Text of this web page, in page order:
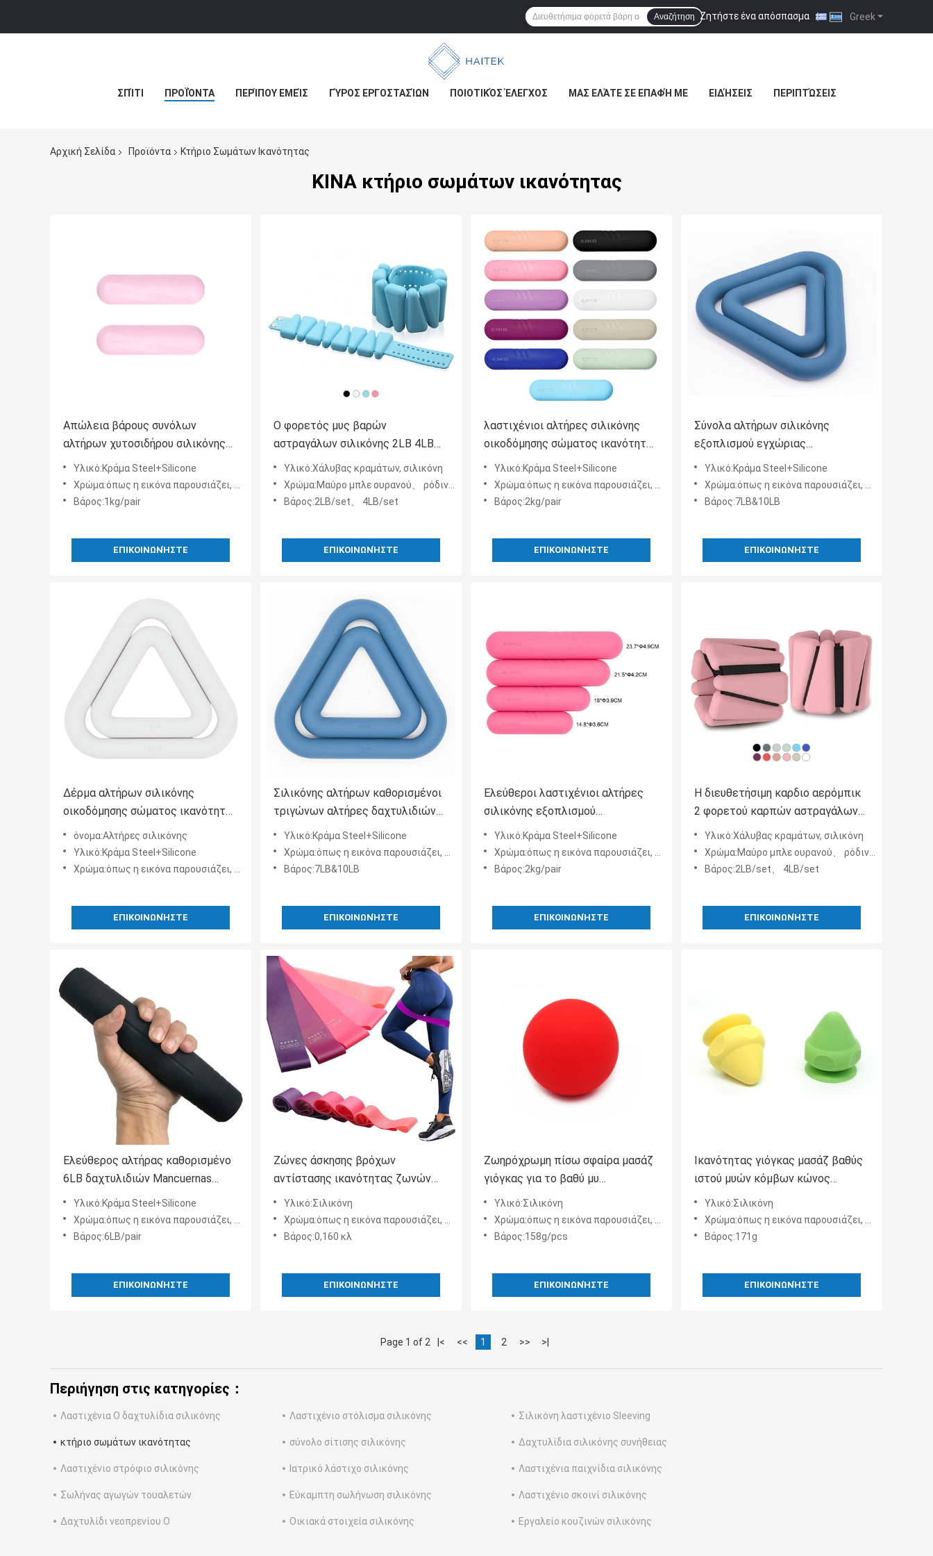
Greek
Ζητήστε ένα απόσπασμα |
Αναζήτηση
ΣΠΊΤΙ ΠΡΟΪΌΝΤΑ ΠΕΡΊΠΟΥ ΕΜΕΊΣ ΓΎΡΟΣ ΕΡΓΟΣΤΑΣΊΩΝ ΠΟΙΟΤΙΚΌΣ ΈΛΕΓΧΟΣ ΜΑΣ ΕΛΆΤΕ ΣΕ ΕΠΑΦΉ ΜΕ ΕΙΔΉΣΕΙΣ ΠΕΡΙΠΤΏΣΕΙΣ
Αρχική Σελίδα Προϊόντα Κτήριο Σωμάτων Ικανότητας
ΚΙΝΑ κτήριο σωμάτων ικανότητας
Απώλεια βάρους συνόλων
αλτήρων χυτοσιδήρου σιλικόνης
οικοδόμησης σώματος ικανότητας
γυμναστικής συνήθειας
Υλικό:Κράμα Steel+Silicone
Χρώμα:όπως η εικόνα παρουσιάζει, και προσαρμογή υποστήριξης
Βάρος:1kg/pair
ΕΠΙΚΟΙΝΩΝΉΣΤΕ
Ο φορετός μυς βαρών
αστραγάλων σιλικόνης 2LB 4LB
ενισχύει
Υλικό:Χάλυβας κραμάτων, σιλικόνη
Χρώμα:Μαύρο μπλε ουρανού、 ρόδινο、 άσπρο、 και περισσότεροι
Βάρος:2LB/set、 4LB/set
ΕΠΙΚΟΙΝΩΝΉΣΤΕ
λαστιχένιοι αλτήρες σιλικόνης
οικοδόμησης σώματος ικανότητας
1kg 2kg ζωηρόχρωμοι
καθορισμένοι
Υλικό:Κράμα Steel+Silicone
Χρώμα:όπως η εικόνα παρουσιάζει, και προσαρμογή υποστήριξης
Βάρος:2kg/pair
ΕΠΙΚΟΙΝΩΝΉΣΤΕ
Σύνολα αλτήρων σιλικόνης
εξοπλισμού εγχώριας
γυμναστικής με το πιάσιμο μη
ολίσθησης
Υλικό:Κράμα Steel+Silicone
Χρώμα:όπως η εικόνα παρουσιάζει, και προσαρμογή υποστήριξης
Βάρος:7LB&10LB
ΕΠΙΚΟΙΝΩΝΉΣΤΕ
Δέρμα αλτήρων σιλικόνης
οικοδόμησης σώματος ικανότητας
7LB 10LB φιλικό
όνομα:Αλτήρες σιλικόνης
Υλικό:Κράμα Steel+Silicone
Χρώμα:όπως η εικόνα παρουσιάζει, και προσαρμογή υποστήριξης
ΕΠΙΚΟΙΝΩΝΉΣΤΕ
Σιλικόνης αλτήρων καθορισμένοι
τριγώνων αλτήρες δαχτυλιδιών
δύναμης βαρών Kettlebell
ελεύθεροι
Υλικό:Κράμα Steel+Silicone
Χρώμα:όπως η εικόνα παρουσιάζει, και προσαρμογή υποστήριξης
Βάρος:7LB&10LB
ΕΠΙΚΟΙΝΩΝΉΣΤΕ
Ελεύθεροι λαστιχένιοι αλτήρες
σιλικόνης εξοπλισμού
γυμναστικής βάρους που τίθενται
για την κατάρτιση δύναμης
Υλικό:Κράμα Steel+Silicone
Χρώμα:όπως η εικόνα παρουσιάζει, και προσαρμογή υποστήριξης
Βάρος:2kg/pair
ΕΠΙΚΟΙΝΩΝΉΣΤΕ
Η διευθετήσιμη καρδιο αερόμπικ
2 φορετού καρπών αστραγάλων
βαρών γιόγκας Pilates μπαρών
θέτει 2lb 4lb
Υλικό:Χάλυβας κραμάτων, σιλικόνη
Χρώμα:Μαύρο μπλε ουρανού、 ρόδινο、 άσπρο、 και περισσότεροι
Βάρος:2LB/set、 4LB/set
ΕΠΙΚΟΙΝΩΝΉΣΤΕ
Ελεύθερος αλτήρας καθορισμένο
6LB δαχτυλιδιών Mancuernas
βάρους για την κατάρτιση
δύναμης
Υλικό:Κράμα Steel+Silicone
Χρώμα:όπως η εικόνα παρουσιάζει, και προσαρμογή υποστήριξης
Βάρος:6LB/pair
ΕΠΙΚΟΙΝΩΝΉΣΤΕ
Ζώνες άσκησης βρόχων
αντίστασης ικανότητας ζωνών
αντίστασης βρόχων κατάρτισης
δύναμης
Υλικό:Σιλικόνη
Χρώμα:όπως η εικόνα παρουσιάζει, και προσαρμογή υποστήριξης
Βάρος:0,160 κλ
ΕΠΙΚΟΙΝΩΝΉΣΤΕ
Ζωηρόχρωμη πίσω σφαίρα μασάζ
γιόγκας για το βαθύ μυ
απελευθέρωσης ιστού σημείου
Myofascial
Υλικό:Σιλικόνη
Χρώμα:όπως η εικόνα παρουσιάζει, και προσαρμογή υποστήριξης
Βάρος:158g/pcs
ΕΠΙΚΟΙΝΩΝΉΣΤΕ
Ικανότητας γιόγκας μασάζ βαθύς
ιστού μυών κόμβων κώνος
σφαιρών θεραπείας
απελευθέρωσης πίσω
Υλικό:Σιλικόνη
Χρώμα:όπως η εικόνα παρουσιάζει, και προσαρμογή υποστήριξης
Βάρος:171g
ΕΠΙΚΟΙΝΩΝΉΣΤΕ
Page 1 of 2 |< << 1 2 >> >|
Περιήγηση στις κατηγορίες：
Λαστιχένια Ο δαχτυλίδια σιλικόνης Λαστιχένιο στόλισμα σιλικόνης Σιλικόνη λαστιχένιο Sleeving
κτήριο σωμάτων ικανότητας σύνολο σίτισης σιλικόνης Δαχτυλίδια σιλικόνης συνήθειας
Λαστιχένιο στρόφιο σιλικόνης Ιατρικό λάστιχο σιλικόνης Λαστιχένια παιχνίδια σιλικόνης
Σωλήνας αγωγών τουαλετών Εύκαμπτη σωλήνωση σιλικόνης Λαστιχένιο σκοινί σιλικόνης
Δαχτυλίδι νεοπρενίου Ο Οικιακά στοιχεία σιλικόνης Εργαλείο κουζινών σιλικόνης